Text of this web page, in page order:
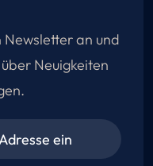
Newsletter an und
Neuigkeiten